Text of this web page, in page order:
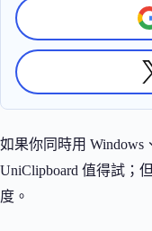
如果你同時用 Windows
UniClipboard 值得試；
度。